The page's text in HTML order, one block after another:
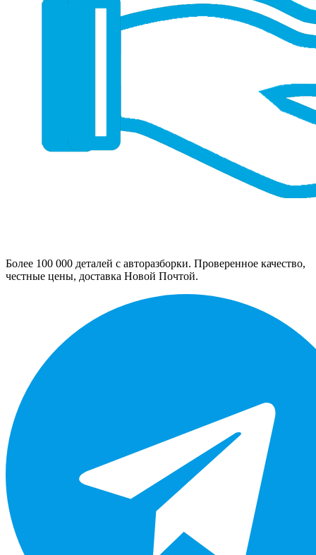
Более 100 000 деталей с авторазборки. Проверенное качество,
честные цены, доставка Новой Почтой.